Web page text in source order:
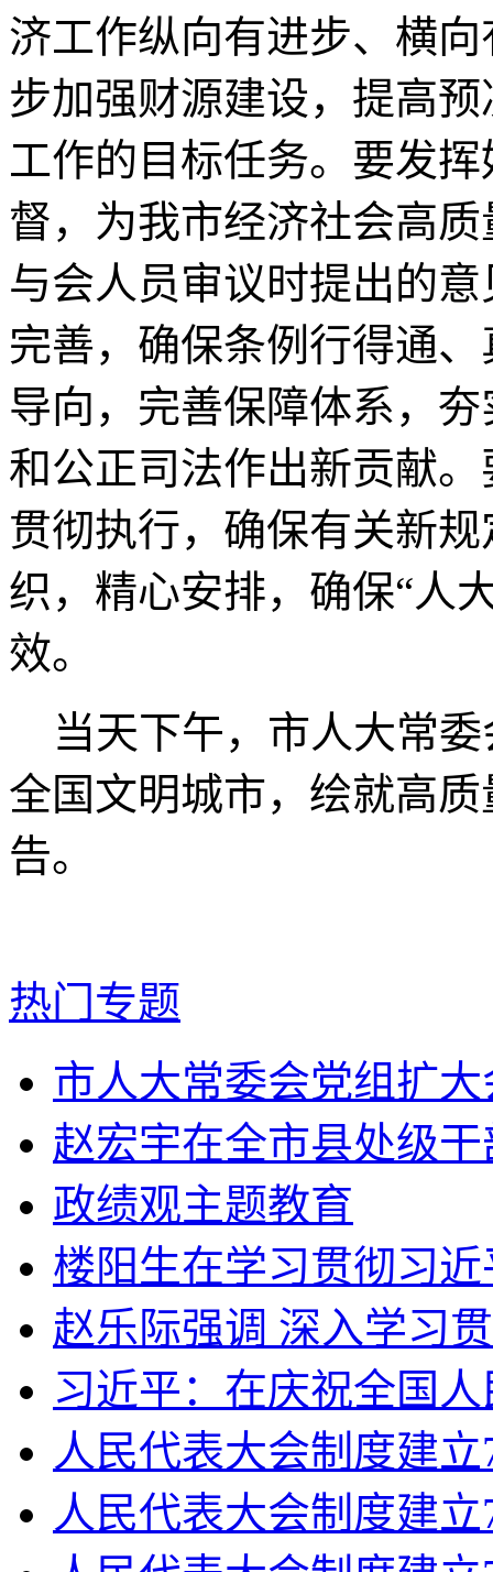
济工作纵向有进步、横
步加强财源建设，提高
工作的目标任务。要发
督，为我市经济社会高
与会人员审议时提出的
完善，确保条例行得通
导向，完善保障体系，
和公正司法作出新贡献
贯彻执行，确保有关新
织，精心安排，确保“人
效。
当天下午，市人大常委
全国文明城市，绘就高
告。
热门专题
市人大常委会党组扩
赵宏宇在全市县处级
政绩观主题教育
楼阳生在学习贯彻习
赵乐际强调 深入学习
习近平：在庆祝全国
人民代表大会制度建
人民代表大会制度建